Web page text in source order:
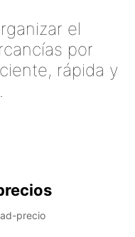
el
por
rápida y
precio